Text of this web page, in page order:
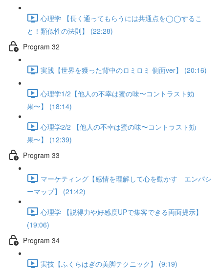
心理学 【長く通ってもらうには共通点を◯◯するこ
と！類似性の法則】 (22:28)
Program 32
実践【世界を獲った背中のロミロミ 側面ver】 (20:16)
心理学1/2【他人の不幸は蜜の味〜コントラスト効
果〜】 (18:14)
心理学2/2 【他人の不幸は蜜の味〜コントラスト効
果〜】 (12:39)
Program 33
マーケティング【感情を理解して心を動かす エンパシ
ーマップ】 (21:42)
心理学 【説得力や好感度UPで集客できる両面提示】
(19:06)
Program 34
実技【ふくらはぎの美脚テクニック】 (9:19)